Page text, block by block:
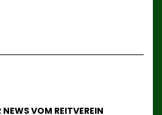
VOM REITVEREIN